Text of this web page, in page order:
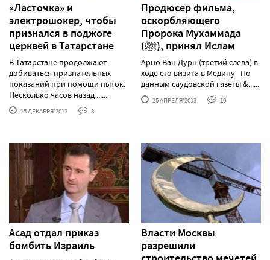
«Ласточка» и
электрошокер, чтобы
признался в поджоге
церквей в Татарстане
В Татарстане продолжают
добиваться признательных
показаний при помощи пыток.
Несколько часов назад ......
15 ДЕКАБРЯ'2013 8
Продюсер фильма,
оскорбляющего
Пророка Мухаммада
(ﷺ), принял Ислам
Арно Ван Дурн (третий слева) в
ходе его визита в Медину По
данным саудовской газеты &......
25 АПРЕЛЯ'2013 10
Асад отдал приказ
бомбить Израиль
Власти Москвы
разрешили